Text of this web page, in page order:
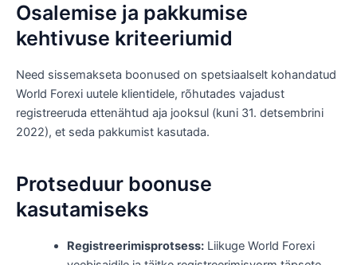
Osalemise ja pakkumise
kehtivuse kriteeriumid
Need sissemakseta boonused on spetsiaalselt kohandatud
World Forexi uutele klientidele, rõhutades vajadust
registreeruda ettenähtud aja jooksul (kuni 31. detsembrini
2022), et seda pakkumist kasutada.
Protseduur boonuse
kasutamiseks
Registreerimisprotsess:Liikuge World Forexi